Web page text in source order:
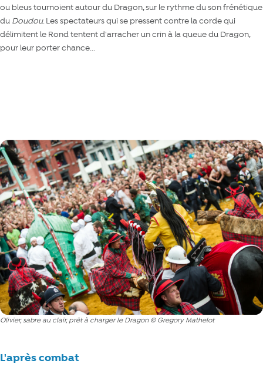
ou bleus tournoient autour du Dragon, sur le rythme du son frénétique
du Doudou. Les spectateurs qui se pressent contre la corde qui
délimitent le Rond tentent d'arracher un crin à la queue du Dragon,
pour leur porter chance...
Olivier, sabre au clair, prêt à charger le Dragon © Gregory Mathelot
L'après combat